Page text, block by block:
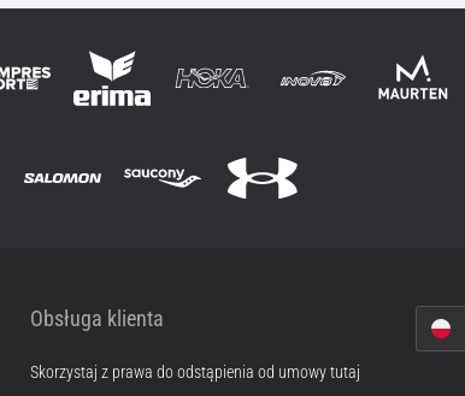
Obsługa klienta
Skorzystaj z prawa do odstąpienia od umowy tutaj